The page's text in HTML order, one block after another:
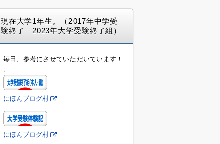
現在大学1年生。（2017年中学受
験終了 2023年大学受験終了組）
毎日、参考にさせていただいています！
↓
にほんブログ村
にほんブログ村